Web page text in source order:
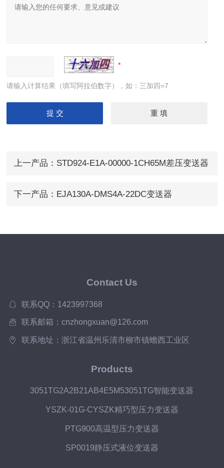
请输入计算结果（填写阿拉伯数字），如：三加四=7
上一产品： STD924-E1A-00000-1CH65M差压变送器
下一产品： EJA130A-DMS4A-22DC变送器
Contact Us
联系QQ：1423997368
联系邮箱：cnzhongxuan@126.com
联系地址：浙江省温州乐清市柳市镇蟾西工业区
Products
3051TG2A2B21AB4E5M53051TG智能变送器
YSZK-01G-CYSZK精巧型压力变送器
PTG900高温型压力变送器
SP0019静压式液位变送器